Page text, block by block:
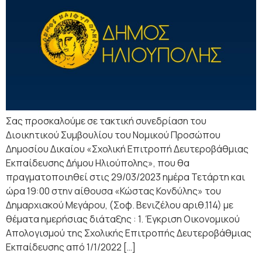
Σας προσκαλούμε σε τακτική συνεδρίαση του
Διοικητικού Συμβουλίου του Νομικού Προσώπου
Δημοσίου Δικαίου «Σχολική Επιτροπή Δευτεροβάθμιας
Εκπαίδευσης Δήμου Ηλιούπολης», που θα
πραγματοποιηθεί στις 29/03/2023 ημέρα Τετάρτη και
ώρα 19:00 στην αίθουσα «Κώστας Κονδύλης» του
Δημαρχιακού Μεγάρου, (Σοφ. Βενιζέλου αριθ.114) με
θέματα ημερήσιας διάταξης : 1. Έγκριση Οικονομικού
Απολογισμού της Σχολικής Επιτροπής Δευτεροβάθμιας
Εκπαίδευσης από 1/1/2022 […]